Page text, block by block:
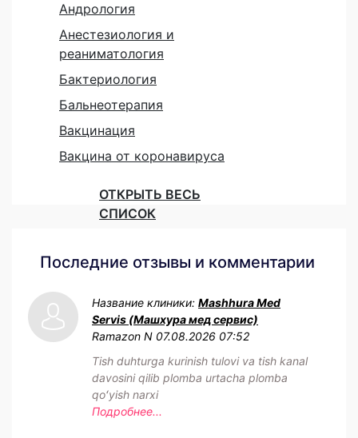
Андрология
Анестезиология и
реаниматология
Бактериология
Бальнеотерапия
Вакцинация
Вакцина от коронавируса
ОТКРЫТЬ ВЕСЬ
СПИСОК
Последние отзывы и комментарии
Название клиники: Mashhura Med
Servis (Машхура мед сервис)
Ramazon N 07.08.2026 07:52
Tish duhturga kurinish tulovi va tish kanal
davosini qilib plomba urtacha plomba
qoʻyish narxi
Подробнее...